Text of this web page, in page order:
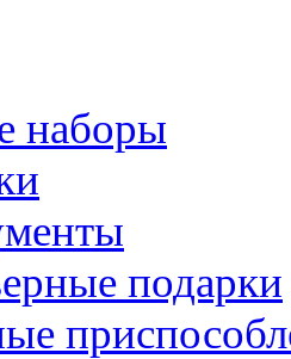
наборы
подарки